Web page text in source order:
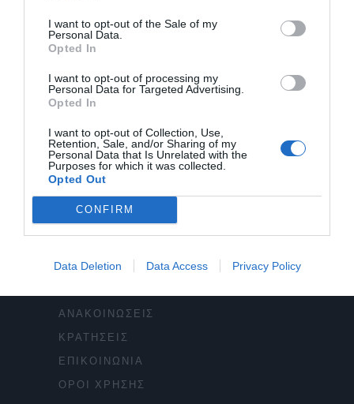
I want to opt-out of the Sale of my
Personal Data.
Opted In
I want to opt-out of processing my
Personal Data for Targeted Advertising.
Opted In
I want to opt-out of Collection, Use,
Retention, Sale, and/or Sharing of my
Personal Data that Is Unrelated with the
Purposes for which it was collected.
Opted Out
CONFIRM
Data Deletion Data Access Privacy Policy
ΤΟ ΔΗ.ΠΕ.ΘΕ ΡΟΥΜΕΛΗΣ
ΑΝΑΚΟΙΝΩΣΕΙΣ
ΚΡΑΤΗΣΕΙΣ
ΕΠΙΚΟΙΝΩΝΙΑ
ΟΡΟΙ ΧΡΗΣΗΣ